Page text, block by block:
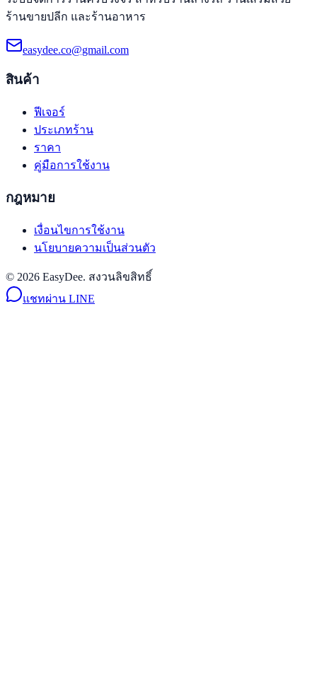
ร้านขายปลีก และร้านอาหาร
easydee.co@gmail.com
สินค้า
ฟีเจอร์
ประเภทร้าน
ราคา
คู่มือการใช้งาน
กฎหมาย
เงื่อนไขการใช้งาน
นโยบายความเป็นส่วนตัว
© 2026 EasyDee. สงวนลิขสิทธิ์
แชทผ่าน LINE